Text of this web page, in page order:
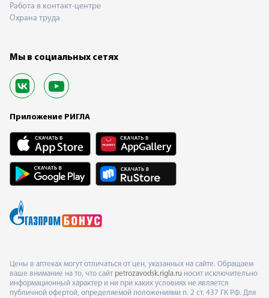
Работа в контакт-центре
Охрана труда
Мы в социальных сетях
Приложение РИГЛА
Цены в аптеках могут отличаться от цен, указанных на сайте. Обращаем
ваше внимание на то, что сайт petrozavodsk.rigla.ru носит исключительно
информационный характер и ни при каких условиях не является
публичной офертой, определяемой положениями п. 2 ст. 437 ГК РФ. Для